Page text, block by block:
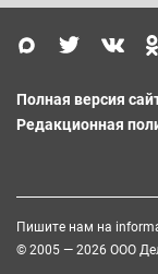
Полная версия
Редакционная
Пишите нам на
© 2005 — 2026 ООО